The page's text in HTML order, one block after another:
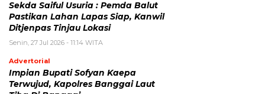
Sekda Saiful Usuria : Pemda Balut
Pastikan Lahan Lapas Siap, Kanwil
Ditjenpas Tinjau Lokasi
Senin, 27 Jul 2026 - 11:14 WITA
Advertorial
Impian Bupati Sofyan Kaepa
Terwujud, Kapolres Banggai Laut